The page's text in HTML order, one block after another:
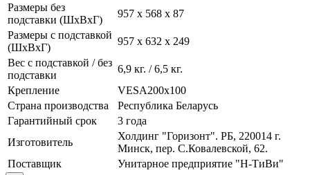
Размеры без
подставки (ШxВxГ)
957 x 568 x 87
Размеры с подставкой
(ШxВxГ)
957 x 632 x 249
Вес с подставкой / без
подставки
6,9 кг. / 6,5 кг.
Крепление
VESA200x100
Страна производства
Республика Беларусь
Гарантийный срок
3 года
Изготовитель
Холдинг "Горизонт". РБ, 220014 г.
Минск, пер. С.Ковалевской, 62.
Поставщик
Унитарное предприятие "Н-ТиВи"